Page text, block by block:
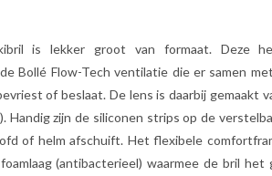
is lekker groot van formaat. Deze
Bollé Flow-Tech ventilatie die er samen
of beslaat. De lens is daarbij gemaakt
Handig zijn de siliconen strips op de
of helm afschuift. Het flexibele
(antibacterieel) waarmee de bril